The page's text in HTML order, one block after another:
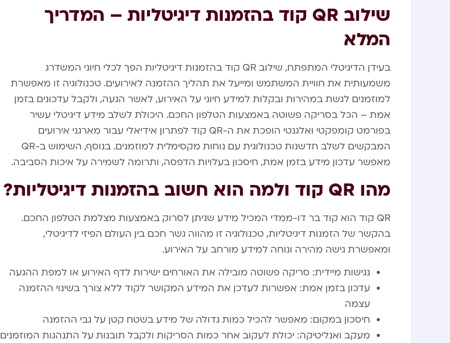
שילוב QR קוד בהזמנות דיגיטליות – המדריך
המלא
בעידן הדיגיטלי המתפתח, שילוב QR קוד בהזמנות דיגיטליות הפך לכלי חיוני המשדרג
משמעותית את חוויית המשתמש ומייעל את תהליך ההזמנה לאירועים. טכנולוגיה זו מאפשרת
למוזמנים לגשת במהירות ובקלות למידע חיוני על האירוע, לאשר הגעה, ולקבל עדכונים בזמן
אמת – הכל בסריקה פשוטה באמצעות הטלפון החכם. היכולת לשלב מידע דיגיטלי עשיר
בפורמט קומפקטי ואלגנטי הופכת את ה-QR קוד לפתרון אידיאלי עבור מארגני אירועים
המבקשים לשלב חדשנות טכנולוגית עם נוחות מקסימלית למוזמנים. בנוסף, השימוש ב-QR
מאפשר עדכון מידע בזמן אמת, חיסכון בעלויות הדפסה, ותרומה לשמירה על איכות הסביבה.
מהו QR קוד ולמה הוא חשוב בהזמנות דיגיטליות?
QR קוד הוא קוד בר דו-ממדי המכיל מידע שניתן לסרוק באמצעות מצלמת הטלפון החכם.
בהקשר של הזמנות דיגיטליות, טכנולוגיה זו מהווה גשר חכם בין העולם הפיזי לדיגיטלי,
ומאפשרת גישה מהירה ונוחה למידע מורחב על האירוע.
נגישות מיידית: סריקה פשוטה מובילה את האורחים ישירות לדף האירוע או למפת ההגעה
עדכון בזמן אמת: אפשרות לעדכן את המידע המקושר לקוד ללא צורך בשינוי ההזמנה
עצמה
חיסכון במקום: מאפשר להכיל כמות גדולה של מידע בשטח קטן על גבי ההזמנה
מעקב ואנליטיקה: יכולת לעקוב אחר כמות הסריקות ולקבל תובנות על התנהגות המוזמנים